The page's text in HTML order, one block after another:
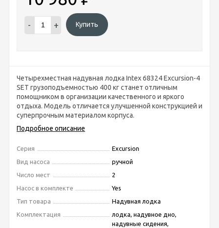
- + Купить
Четырехместная надувная лодка Intex 68324 Excursion-4
SET грузоподъемностью 400 кг станет отличным
помощником в организации качественного и яркого
отдыха. Модель отличается улучшенной конструкцией и
суперпрочным материалом корпуса.
Подробное описание
Серия
Excursion
Вид насоса
ручной
Число мест
2
Насос в комплекте
Yes
Тип товара
Надувная лодка
Комплектация
лодка, надувное дно,
надувные сидения,